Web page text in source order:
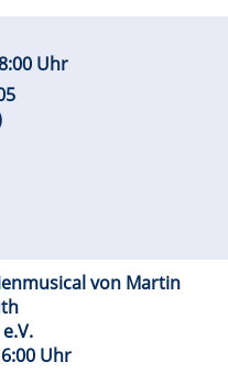
Uhr
von Martin
Uhr